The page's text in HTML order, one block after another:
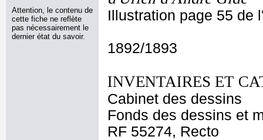
Attention, le contenu de
cette fiche ne reflète
pas nécessairement le
dernier état du savoir.
Illustration page 55 de
1892/1893
INVENTAIRES ET
Cabinet des dessins
Fonds des dessins et
RF 55274, Recto